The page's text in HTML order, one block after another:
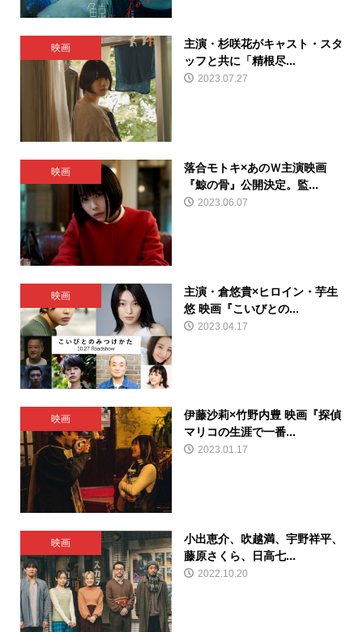
映画
主演・杉咲花がキャスト・スタ
ッフと共に「精根尽...
2023.07.27
映画
落合モトキ×あのＷ主演映画
『鯨の骨』公開決定。監...
2023.06.07
映画
主演・倉悠貴×ヒロイン・芋生
悠 映画『こいびとの...
2023.04.17
映画
伊藤沙莉×竹野内豊 映画『探偵
マリコの生涯で一番...
2023.01.17
映画
小出恵介、吹越満、宇野祥平、
藤原さくら、日高七...
2022.10.20